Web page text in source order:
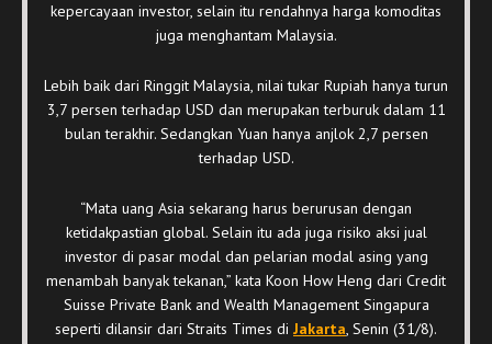
kepercayaan investor, selain itu rendahnya harga komoditas
juga menghantam Malaysia.
Lebih baik dari Ringgit Malaysia, nilai tukar Rupiah hanya turun
3,7 persen terhadap USD dan merupakan terburuk dalam 11
bulan terakhir. Sedangkan Yuan hanya anjlok 2,7 persen
terhadap USD.
“Mata uang Asia sekarang harus berurusan dengan
ketidakpastian global. Selain itu ada juga risiko aksi jual
investor di pasar modal dan pelarian modal asing yang
menambah banyak tekanan,” kata Koon How Heng dari Credit
Suisse Private Bank and Wealth Management Singapura
seperti dilansir dari Straits Times di Jakarta, Senin (31/8).